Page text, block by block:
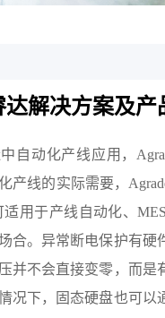
解决方案及产
自动化产线应用，
产线的实际需要，
适用于产线自动化、
合。异常断电保护有硬
并不会直接变零，而是
况下，固态硬盘也可以